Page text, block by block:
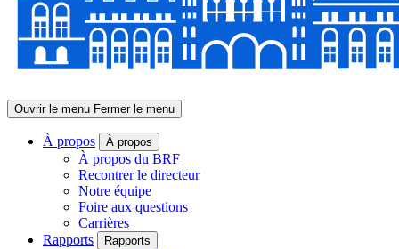
Ouvrir le menu Fermer le menu
À propos À propos
À propos du BRF
Recontrer le directeur
Notre équipe
Foire aux questions
Carrières
Rapports
Rapports